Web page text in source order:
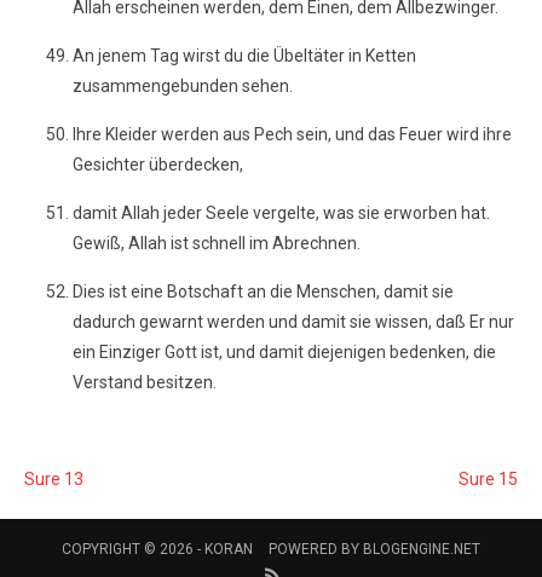
Allah erscheinen werden, dem Einen, dem Allbezwinger.
An jenem Tag wirst du die Übeltäter in Ketten
zusammengebunden sehen.
Ihre Kleider werden aus Pech sein, und das Feuer wird ihre
Gesichter überdecken,
damit Allah jeder Seele vergelte, was sie erworben hat.
Gewiß, Allah ist schnell im Abrechnen.
Dies ist eine Botschaft an die Menschen, damit sie
dadurch gewarnt werden und damit sie wissen, daß Er nur
ein Einziger Gott ist, und damit diejenigen bedenken, die
Verstand besitzen.
Sure 13 Sure 15
COPYRIGHT © 2026 - KORAN POWERED BY BLOGENGINE.NET